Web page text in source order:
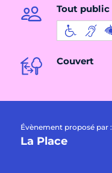
Tout public
Couvert
Évènement proposé par :
La Place